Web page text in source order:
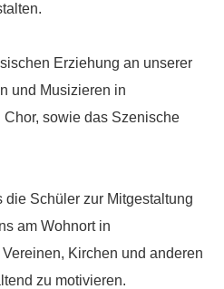
Erziehung an unserer
und Musizieren in
sowie das Szenische
die Schüler zur Mitgestaltung
am Wohnort in
Kirchen und anderen
zu motivieren.